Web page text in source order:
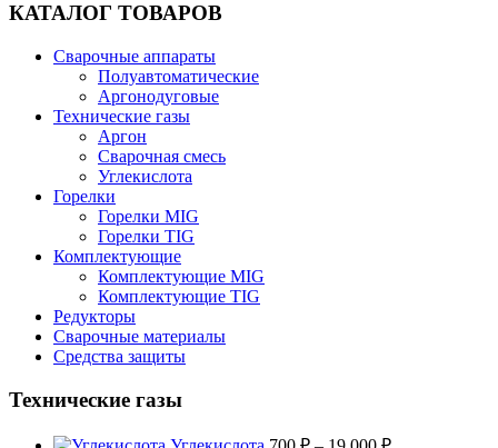
КАТАЛОГ ТОВАРОВ
Сварочные аппараты
Полуавтоматические
Аргонодуговые
Технические газы
Аргон
Сварочная смесь
Углекислота
Горелки
Горелки MIG
Горелки TIG
Комплектующие
Комплектующие MIG
Комплектующие TIG
Редукторы
Сварочные материалы
Средства защиты
Технические газы
Диапазон